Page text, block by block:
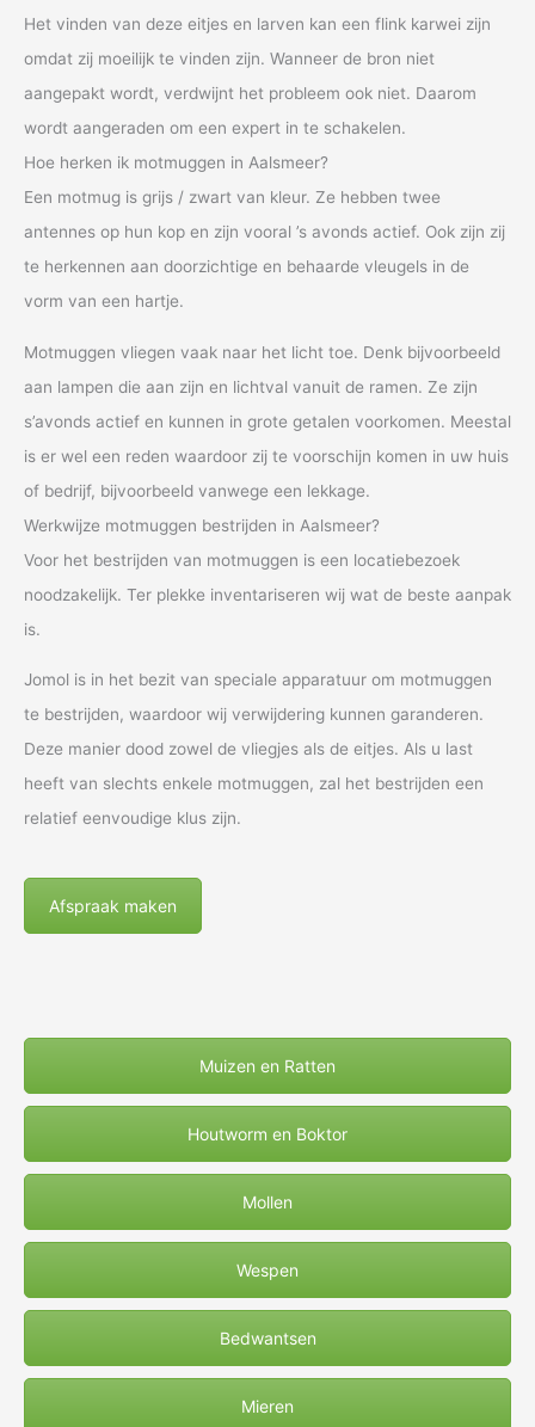
Het vinden van deze eitjes en larven kan een flink karwei zijn
omdat zij moeilijk te vinden zijn. Wanneer de bron niet
aangepakt wordt, verdwijnt het probleem ook niet. Daarom
wordt aangeraden om een expert in te schakelen.
Hoe herken ik motmuggen in Aalsmeer?
Een motmug is grijs / zwart van kleur. Ze hebben twee
antennes op hun kop en zijn vooral ’s avonds actief. Ook zijn zij
te herkennen aan doorzichtige en behaarde vleugels in de
vorm van een hartje.
Motmuggen vliegen vaak naar het licht toe. Denk bijvoorbeeld
aan lampen die aan zijn en lichtval vanuit de ramen. Ze zijn
s’avonds actief en kunnen in grote getalen voorkomen. Meestal
is er wel een reden waardoor zij te voorschijn komen in uw huis
of bedrijf, bijvoorbeeld vanwege een lekkage.
Werkwijze motmuggen bestrijden in Aalsmeer?
Voor het bestrijden van motmuggen is een locatiebezoek
noodzakelijk. Ter plekke inventariseren wij wat de beste aanpak
is.
Jomol is in het bezit van speciale apparatuur om motmuggen
te bestrijden, waardoor wij verwijdering kunnen garanderen.
Deze manier dood zowel de vliegjes als de eitjes. Als u last
heeft van slechts enkele motmuggen, zal het bestrijden een
relatief eenvoudige klus zijn.
Afspraak maken
Muizen en Ratten
Houtworm en Boktor
Mollen
Wespen
Bedwantsen
Mieren